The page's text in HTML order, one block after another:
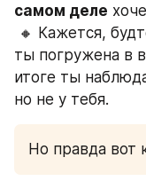
самом деле
ты погружена в
итоге ты
но не у тебя.
Но правда вот